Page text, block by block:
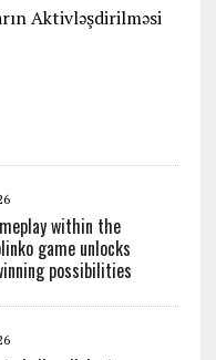
Aktivləşdirilməsi
within the
game unlocks
possibilities